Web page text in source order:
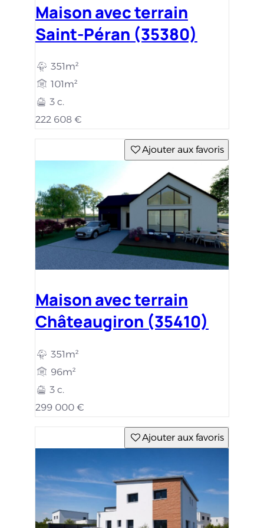
Maison avec terrain
Saint-Péran (35380)
351m²
101m²
3 c.
222 608 €
Ajouter aux favoris
Maison avec terrain
Châteaugiron (35410)
351m²
96m²
3 c.
299 000 €
Ajouter aux favoris